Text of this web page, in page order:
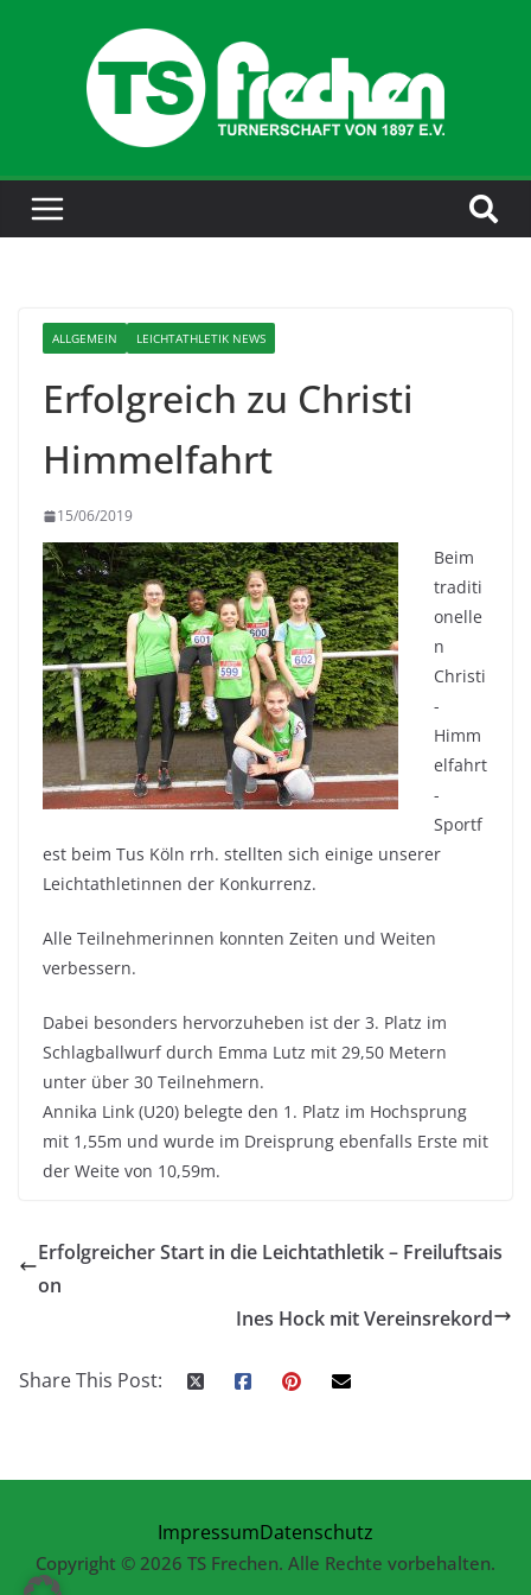
ALLGEMEIN LEICHTATHLETIK NEWS
Erfolgreich zu Christi
Himmelfahrt
15/06/2019
Beim
traditi
onelle
n
Christi
-
Himm
elfahrt
-
Sportf
est beim Tus Köln rrh. stellten sich einige unserer
Leichtathletinnen der Konkurrenz.
Alle Teilnehmerinnen konnten Zeiten und Weiten
verbessern.
Dabei besonders hervorzuheben ist der 3. Platz im
Schlagballwurf durch Emma Lutz mit 29,50 Metern
unter über 30 Teilnehmern.
Annika Link (U20) belegte den 1. Platz im Hochsprung
mit 1,55m und wurde im Dreisprung ebenfalls Erste mit
der Weite von 10,59m.
Erfolgreicher Start in die Leichtathletik – Freiluftsais
on
Ines Hock mit Vereinsrekord
Share This Post:
ImpressumDatenschutz
Copyright © 2026 TS Frechen. Alle Rechte vorbehalten.